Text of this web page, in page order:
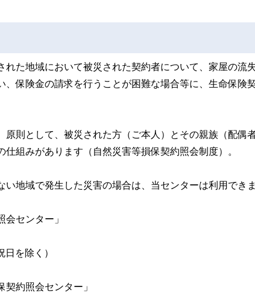
れた地域において被災された契約者について、家屋の流
、保険金の請求を行うことが困難な場合等に、生命保険
原則として、被災された方（ご本人）とその親族（配偶
組みがあります（自然災害等損保契約照会制度）。
地域で発生した災害の場合は、当センターは利用できま
センター」
日を除く）
約照会センター」